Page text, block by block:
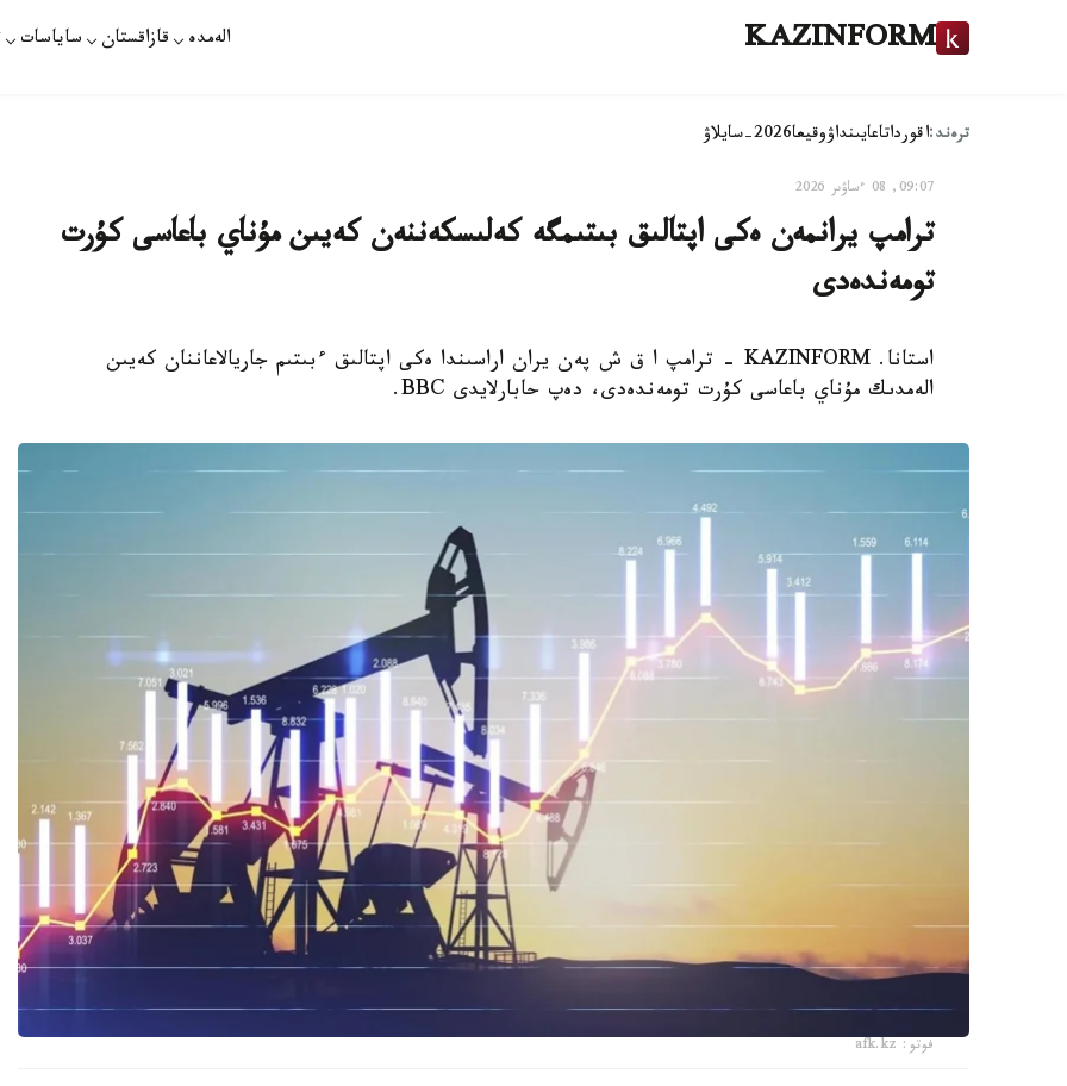
KAZINFORM الەمدە قازاقستان ساياسات
ترەند:اقورداتاعايىنداۋوقيعا2026-سايلاۋ
09:07, 08 ءساۋىر 2026
ترامپ يرانمەن ەكى اپتالىق بىتىمگە كەلىسكەننەن كەيىن مۇناي باعاسى كۇرت
تومەندەدى
استانا. KAZINFORM - ترامپ ا ق ش پەن يران اراسىندا ەكى اپتالىق ءبىتىم جاريالاعاننان كەيىن
الەمدىك مۇناي باعاسى كۇرت تومەندەدى، دەپ حابارلايدى BBC.
فوتو: afk.kz